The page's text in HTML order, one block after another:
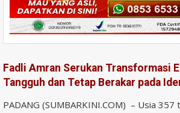
Fadli Amran Serukan Transformasi
Tangguh dan Tetap Berakar pada
PADANG (SUMBARKINI.COM) – Usia 357